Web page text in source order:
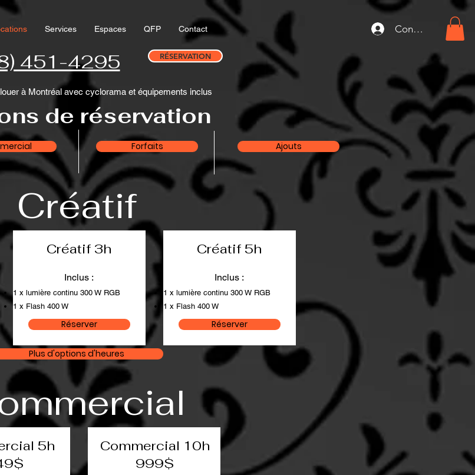
Services Espaces QFP Contact
451-4295 RÉSERVATION
à Montréal avec cyclorama et équipements inclus
Connexion
de réservation
Forfaits Ajouts
Créatif
Créatif 3h
Inclus :
1 x lumière continu 300 W RGB
1 x Flash 400 W
Réserver
Créatif 5h
Inclus :
1 x lumière continu 300 W RGB
1 x Flash 400 W
Réserver
Plus d'options d'heures
5h
Commercial 10h
999$